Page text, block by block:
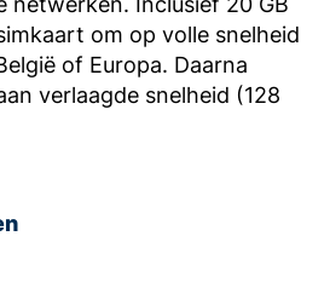
om op volle snelheid
of Europa. Daarna
verlaagde snelheid (128